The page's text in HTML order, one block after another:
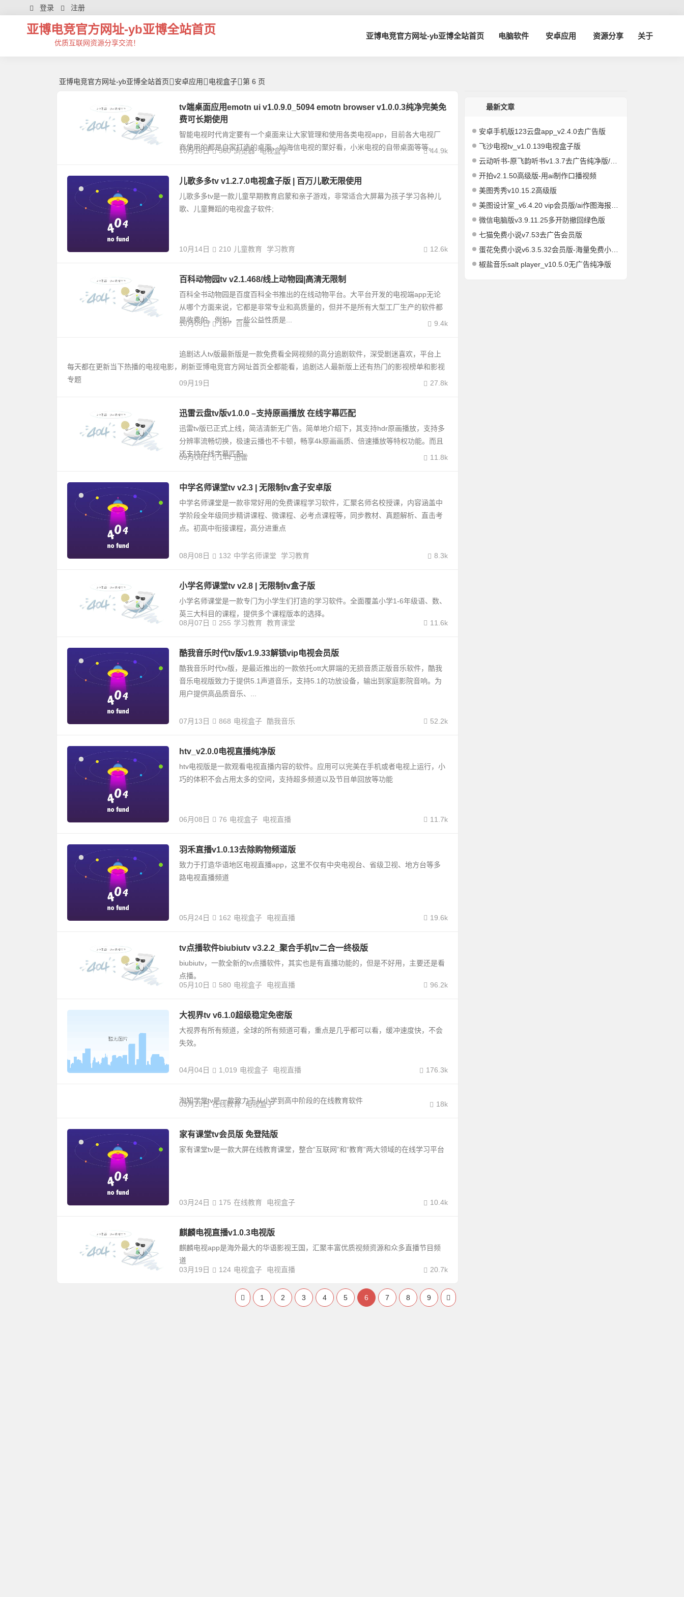
电视盒子,tv盒子 -亚博电竞官方网址
登录 注册
亚博电竞官方网址-yb亚博全站首页
优质互联网资源分享交流！
亚博电竞官方网址-yb亚博全站首页 电脑软件 安卓应用 资源分享 关于
亚博电竞官方网址-yb亚博全站首页 安卓应用 电视盒子 第 6 页
tv端桌面应用emotn ui v1.0.9.0_5094 emotn browser v1.0.0.3纯净完美免
费可长期使用
智能电视时代肯定要有一个桌面来让大家管理和使用各类电视app，目前各大电视厂
商使用的都是自家打造的桌面，如海信电视的聚好看，小米电视的自带桌面等等。
10月16日 44.9k
360 浏览器 电视盒子
儿歌多多tv v1.2.7.0电视盒子版 | 百万儿歌无限使用
儿歌多多tv是一款儿童早期教育启蒙和亲子游戏，非常适合大屏幕为孩子学习各种儿
歌、儿童舞蹈的电视盒子软件;
10月14日 12.6k
210 儿童教育 学习教育
百科动物园tv v2.1.468/线上动物园|高清无限制
百科全书动物园是百度百科全书推出的在线动物平台。大平台开发的电视端app无论
从哪个方面来说，它都是非常专业和高质量的，但并不是所有大型工厂生产的软件都
是收费的。例如，一些公益性质是...
10月09日 9.4k
167 百度
追剧达人tv版最新版是一款免费看全网视频的高分追剧软件，深受剧迷喜欢，平台上
每天都在更新当下热播的电视电影，刷新亚博电竞官方网址首页全都能看，追剧达人最新版上还有热门的影视榜单和影视
专题
09月19日 27.8k
迅雷云盘tv版v1.0.0 –支持原画播放 在线字幕匹配
迅雷tv版已正式上线，简洁清新无广告。简单地介绍下，其支持hdr原画播放，支持多
分辨率流畅切换，极速云播也不卡顿，畅享4k原画画质、倍速播放等特权功能。而且
还支持在线字幕匹配。
09月08日 11.8k
144 迅雷
中学名师课堂tv v2.3 | 无限制tv盒子安卓版
中学名师课堂是一款非常好用的免费课程学习软件，汇聚名师名校授课，内容涵盖中
学阶段全年级同步精讲课程、微课程、必考点课程等，同步教材、真题解析、直击考
点。初高中衔接课程，高分进重点
08月08日 8.3k
132 中学名师课堂 学习教育
小学名师课堂tv v2.8 | 无限制tv盒子版
小学名师课堂是一款专门为小学生们打造的学习软件。全面覆盖小学1-6年级语、数、
英三大科目的课程，提供多个课程版本的选择。
08月07日
11.6k
255 学习教育 教育课堂
酷我音乐时代tv版v1.9.33解锁vip电视会员版
酷我音乐时代tv版，是最近推出的一款依托ott大屏端的无损音质正版音乐软件，酷我
音乐电视版致力于提供5.1声道音乐，支持5.1的功放设备，输出到家庭影院音响。为
用户提供高品质音乐、...
07月13日 52.2k
868 电视盒子 酷我音乐
htv_v2.0.0电视直播纯净版
htv电视版是一款观看电视直播内容的软件。应用可以完美在手机或者电视上运行，小
巧的体积不会占用太多的空间，支持超多频道以及节目单回放等功能
06月08日 11.7k
76 电视盒子 电视直播
羽禾直播v1.0.13去除购物频道版
致力于打造华语地区电视直播app，这里不仅有中央电视台、省级卫视、地方台等多
路电视直播频道
05月24日 19.6k
162 电视盒子 电视直播
tv点播软件biubiutv v3.2.2_聚合手机tv二合一终极版
biubiutv，一款全新的tv点播软件，其实也是有直播功能的，但是不好用，主要还是看
点播。
05月10日
96.2k
580 电视盒子 电视直播
大视界tv v6.1.0超级稳定免密版
大视界有所有频道，全球的所有频道可看，重点是几乎都可以看，缓冲速度快，不会
失效。
04月04日 176.3k
1,019 电视盒子 电视直播
淘知学堂tv是一款致力于从小学到高中阶段的在线教育软件
03月25日 18k
在线教育 电视盒子
家有课堂tv会员版 免登陆版
家有课堂tv是一款大屏在线教育课堂，整合“互联网”和“教育”两大领域的在线学习平台
03月24日 10.4k
175 在线教育 电视盒子
麒麟电视直播v1.0.3电视版
麒麟电视app是海外最大的华语影视王国，汇聚丰富优质视频资源和众多直播节目频
道
03月19日
20.7k
124 电视盒子 电视直播
1 2 3 4 5 6 7 8 9
最新文章
安卓手机版123云盘app_v2.4.0去广告版
飞沙电视tv_v1.0.139电视盒子版
云动听书-原飞韵听书v1.3.7去广告纯净版/海量资源
开拍v2.1.50高级版-用ai制作口播视频
美图秀秀v10.15.2高级版
美图设计室_v6.4.20 vip会员版/ai作图海报编辑
微信电脑版v3.9.11.25多开防撤回绿色版
七猫免费小说v7.53去广告会员版
蛋花免费小说v6.3.5.32会员版-海量免费小说有声小说阅读听书
椒盐音乐salt player_v10.5.0无广告纯净版